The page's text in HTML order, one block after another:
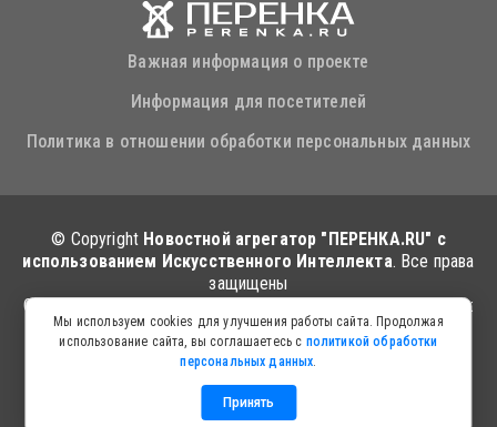
Важная информация о проекте
Информация для посетителей
Политика в отношении обработки персональных данных
© Copyright Новостной агрегатор "ПЕРЕНКА.RU" с
использованием Искусственного Интеллекта. Все права
защищены
Сервис работает на платформе Искусственного Интеллекта:
zerro-ai.ru
Мы используем cookies для улучшения работы сайта. Продолжая
использование сайта, вы соглашаетесь с политикой обработки
персональных данных.
Принять